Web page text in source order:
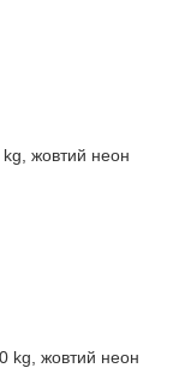
жовтий неон
kg, жовтий неон